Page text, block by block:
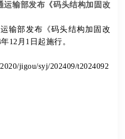
运输部发布《码头结构加固改
输部发布《码头结构加固改
12月1日起施行。
jigou/syj/202409/t2024092